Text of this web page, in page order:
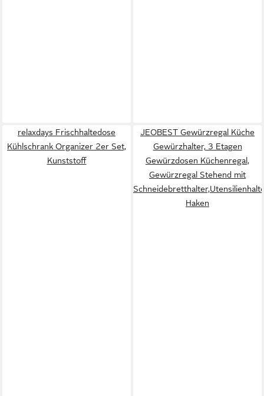
relaxdays Frischhaltedose
Kühlschrank Organizer 2er Set,
Kunststoff
JEOBEST Gewürzregal Küche
Gewürzhalter, 3 Etagen
Gewürzdosen Küchenregal,
Gewürzregal Stehend mit
Haken